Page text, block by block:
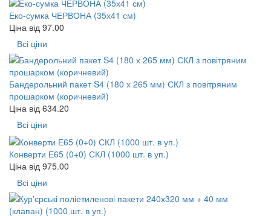
Еко-сумка ЧЕРВОНА (35х41 см)
Ціна від 97.00
Всі ціни
Бандерольний пакет S4 (180 х 265 мм) СКЛ з повітряним
прошарком (коричневий)
Ціна від 634.20
Всі ціни
Конверти Е65 (0+0) СКЛ (1000 шт. в уп.)
Ціна від 975.00
Всі ціни